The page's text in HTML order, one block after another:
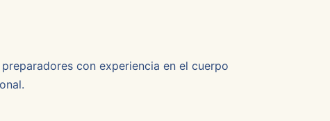
con experiencia en el cuerpo